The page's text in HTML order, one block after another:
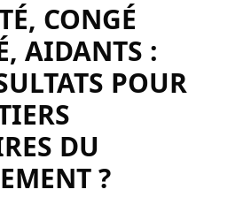
CONGÉ
AIDANTS :
POUR
DU
?